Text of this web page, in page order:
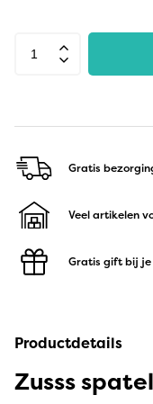
Gratis
Veel artikelen
Gratis gift bij je
Productdetails
Zusss